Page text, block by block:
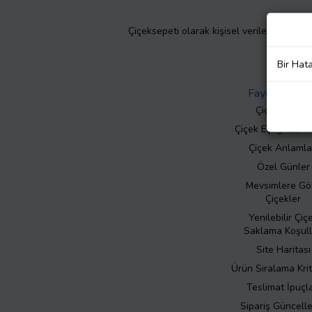
Çiçeksepeti olarak kişisel verilerinizin
Faydalı Bilgiler
Çiçek Bakımı
Çiçek Eşliğinde
Çiçek
Özel Günler
Mevsimlere
Çiçekler
Yenilebilir
Saklama
Site Haritası
Ürün Sıralama
Teslimat
Sipariş
Bir